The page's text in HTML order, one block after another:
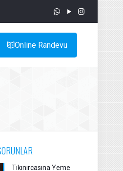
Online Randevu
Tıkınırcasına Yeme